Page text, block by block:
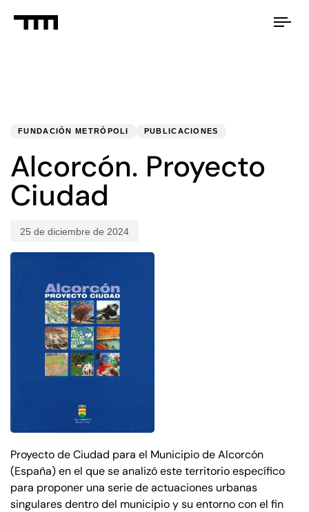
FUNDACIÓN METRÓPOLI PUBLICACIONES
Alcorcón. Proyecto
Ciudad
25 de diciembre de 2024
Proyecto de Ciudad para el Municipio de Alcorcón
(España) en el que se analizó este territorio específico
para proponer una serie de actuaciones urbanas
singulares dentro del municipio y su entorno con el fin